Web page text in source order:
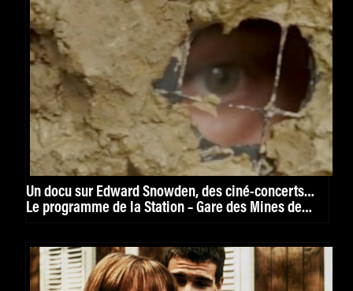
Un docu sur Edward Snowden, des ciné-concerts…
Le programme de la Station – Gare des Mines de